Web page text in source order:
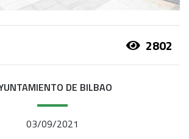
2802
DE BILBAO
03/09/2021